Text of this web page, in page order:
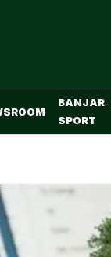
BANJAR
SPORT